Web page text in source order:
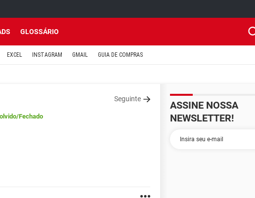
GLOSSÁRIO
EXCEL INSTAGRAM GMAIL GUIA DE COMPRAS
Seguinte
/Fechado
ASSINE NOSSA
NEWSLETTER!